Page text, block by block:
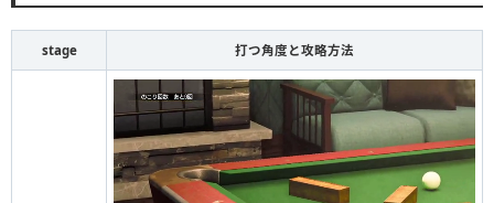
stage 打つ角度と攻略方法